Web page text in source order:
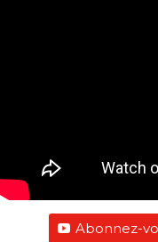
Abonnez-